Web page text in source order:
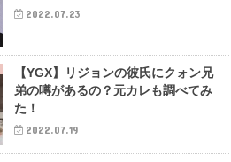
2022.07.23
【YGX】リジョンの彼氏にクォン兄
弟の噂があるの？元カレも調べてみ
た！
2022.07.19